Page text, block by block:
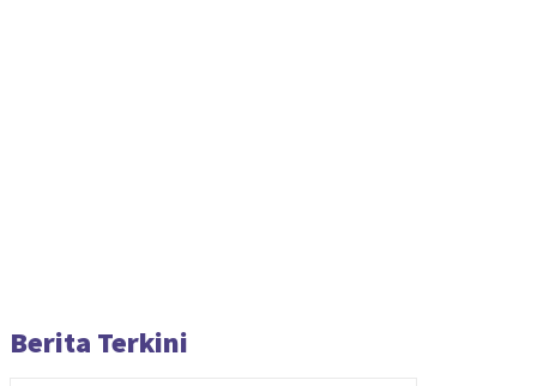
Berita Terkini